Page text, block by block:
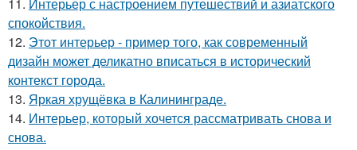
спокойствия.
12. Этот интерьер - пример того, как современный
дизайн может деликатно вписаться в исторический
контекст города.
13. Яркая хрущёвка в Калининграде.
14. Интерьер, который хочется рассматривать снова и
снова.